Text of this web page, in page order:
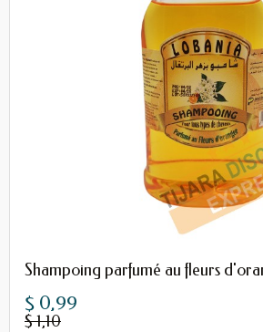
Shampoing parfumé au fleurs
$ 0,99
$ 1,10